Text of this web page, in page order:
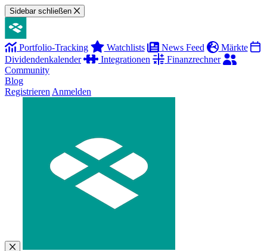
Sidebar schließen
Portfolio-Tracking Watchlists News Feed
Märkte
Dividendenkalender
Integrationen
Finanzrechner
Community
Blog
Registrieren Anmelden